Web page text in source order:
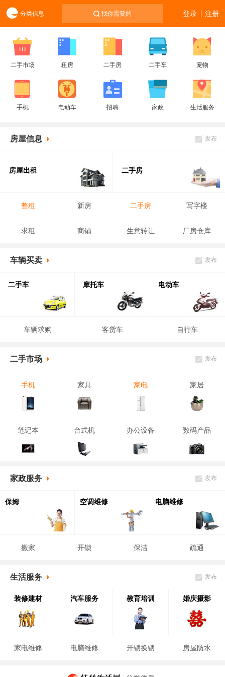
分类信息 找你需要的 注册
登录
二手市场 租房 二手房 二手车 宠物
手机 电动车 招聘 家政 生活服务
房屋信息 发布
房屋出租 二手房
整租 新房 二手房 写字楼
求租 商铺 生意转让 厂房仓库
车辆买卖 发布
二手车 摩托车 电动车
车辆求购 客货车 自行车
二手市场 发布
手机 家具 家电 家居
笔记本 台式机 办公设备 数码产品
家政服务 发布
保姆 空调维修 电脑维修
搬家 开锁 保洁 疏通
生活服务 发布
装修建材 汽车服务 教育培训 婚庆摄影
家电维修 电脑维修 开锁换锁 房屋防水